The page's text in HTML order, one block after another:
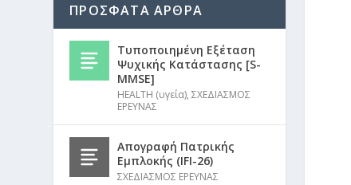
ΠΡΟΣΦΑΤΑ ΑΡΘΡΑ
Τυποποιημένη Εξέταση
Ψυχικής Κατάστασης [S-
MMSE]
HEALTH (υγεία),ΣΧΕΔΙΑΣΜΟΣ
ΕΡΕΥΝΑΣ
Απογραφή Πατρικής
Εμπλοκής (IFI-26)
ΣΧΕΔΙΑΣΜΟΣ ΕΡΕΥΝΑΣ